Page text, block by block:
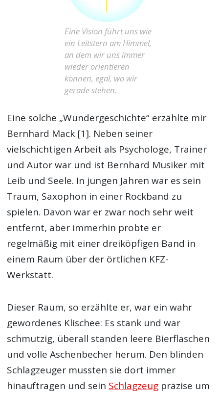
Eine Vision führt uns wie
ein Leitstern am Himmel,
an dem wir uns immer
wieder orientieren
können, egal, wo wir
gerade stehen.
Eine solche „Wundergeschichte“ erzählte mir
Bernhard Mack [1]. Neben seiner
vielschichtigen Arbeit als Psychologe, Trainer
und Autor war und ist Bernhard Musiker mit
Leib und Seele. In jungen Jahren war es sein
Traum, Saxophon in einer Rockband zu
spielen. Davon war er zwar noch sehr weit
entfernt, aber immerhin probte er
regelmäßig mit einer dreiköpfigen Band in
einem Raum über der örtlichen KFZ-
Werkstatt.
Dieser Raum, so erzählte er, war ein wahr
gewordenes Klischee: Es stank und war
schmutzig, überall standen leere Bierflaschen
und volle Aschenbecher herum. Den blinden
Schlagzeuger mussten sie dort immer
hinauftragen und sein Schlagzeug präzise um